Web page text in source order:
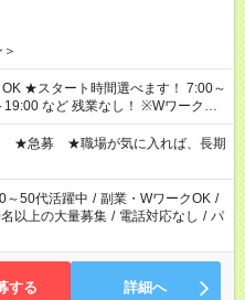
～
ど 残業なし！ ※Wワークの
40時間超の就業はご案内できませ
以上勤務は社会保険への加入対象
日雇い派遣の原則禁止）により、
内が難しい場合があります
★急募 ★職場が気に入れば、長期
～50代活躍中 / 副業・WワークOK /
以上の大量募集 / 電話対応なし / パ
する 詳細へ